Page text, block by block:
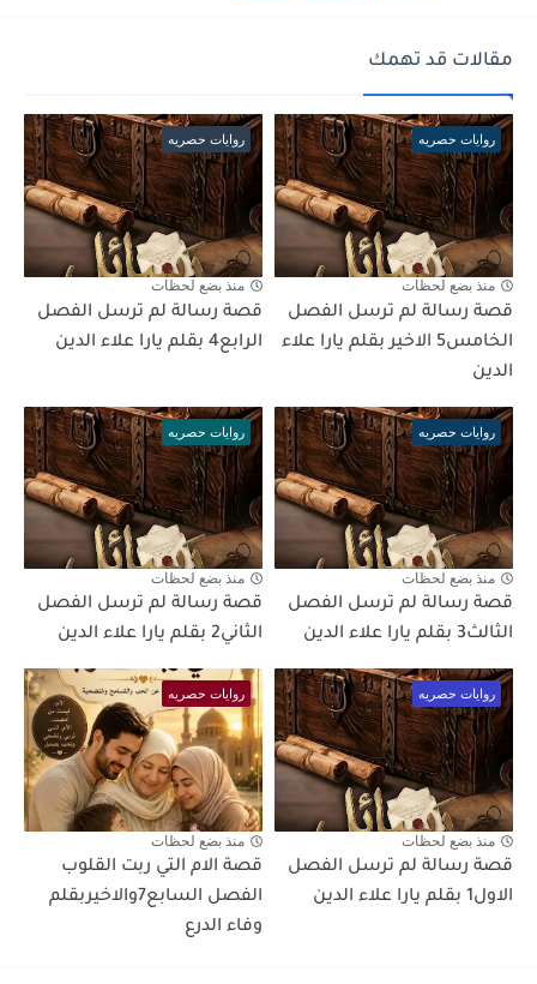
مقالات قد تهمك
روايات حصريه
منذ بضع لحظات
قصة رسالة لم ترسل الفصل
الخامس5 الاخير بقلم يارا علاء
الدين
روايات حصريه
منذ بضع لحظات
قصة رسالة لم ترسل الفصل
الرابع4 بقلم يارا علاء الدين
روايات حصريه
منذ بضع لحظات
قصة رسالة لم ترسل الفصل
الثالث3 بقلم يارا علاء الدين
روايات حصريه
منذ بضع لحظات
قصة رسالة لم ترسل الفصل
الثاني2 بقلم يارا علاء الدين
روايات حصريه
منذ بضع لحظات
قصة رسالة لم ترسل الفصل
الاول1 بقلم يارا علاء الدين
روايات حصريه
منذ بضع لحظات
قصة الام التي ربت القلوب
الفصل السابع7والاخيربقلم
وفاء الدرع